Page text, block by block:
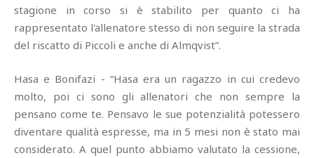
stagione in corso si è stabilito per quanto ci ha
rappresentato l'allenatore stesso di non seguire la strada
del riscatto di Piccoli e anche di Almqvist”.
Hasa e Bonifazi - “Hasa era un ragazzo in cui credevo
molto, poi ci sono gli allenatori che non sempre la
pensano come te. Pensavo le sue potenzialità potessero
diventare qualità espresse, ma in 5 mesi non è stato mai
considerato. A quel punto abbiamo valutato la cessione,